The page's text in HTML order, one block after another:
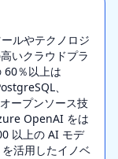
ルやテクノロジ
いクラウドプラ
60％以上は
、
ープンソース技
OpenAI をは
以上の AI モデ
活用したイノベ